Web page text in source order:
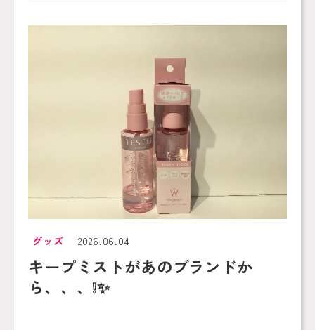
グッズ 2026.06.04
キープミストがあのブランドか
ら、、、❕✨